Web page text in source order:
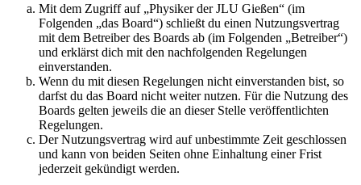
Mit dem Zugriff auf „Physiker der JLU Gießen“ (im
Folgenden „das Board“) schließt du einen Nutzungsvertrag
mit dem Betreiber des Boards ab (im Folgenden „Betreiber“)
und erklärst dich mit den nachfolgenden Regelungen
einverstanden.
Wenn du mit diesen Regelungen nicht einverstanden bist, so
darfst du das Board nicht weiter nutzen. Für die Nutzung des
Boards gelten jeweils die an dieser Stelle veröffentlichten
Regelungen.
Der Nutzungsvertrag wird auf unbestimmte Zeit geschlossen
und kann von beiden Seiten ohne Einhaltung einer Frist
jederzeit gekündigt werden.